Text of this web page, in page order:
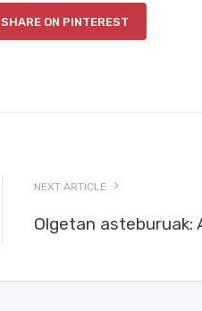
SHARE ON PINTEREST
NEXT ARTICLE
Olgetan asteburuak: